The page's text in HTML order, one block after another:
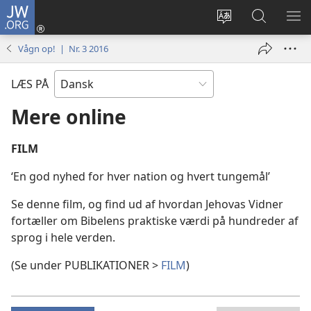
JW.ORG
Vælg
Log
på
vindue)
Søg
på
JW.ORG
VIS
Vågn op! | Nr. 3 2016
LÆS PÅ
Mere online
FILM
‘En god nyhed for hver nation og hvert tungemål’
Se denne film, og find ud af hvordan Jehovas Vidner
fortæller om Bibelens praktiske værdi på hundreder af
sprog i hele verden.
(Se under PUBLIKATIONER > FILM)